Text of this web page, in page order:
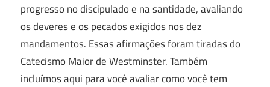
progresso no discipulado e na santidade, avaliando
os deveres e os pecados exigidos nos dez
mandamentos. Essas afirmações foram tiradas do
Catecismo Maior de Westminster. Também
incluímos aqui para você avaliar como você tem